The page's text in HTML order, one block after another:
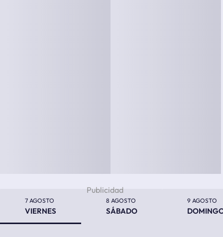
Previsión meteorológica de los próximos días
7 AGOSTO
VIERNES
8 AGOSTO
SÁBADO
9 AGOSTO